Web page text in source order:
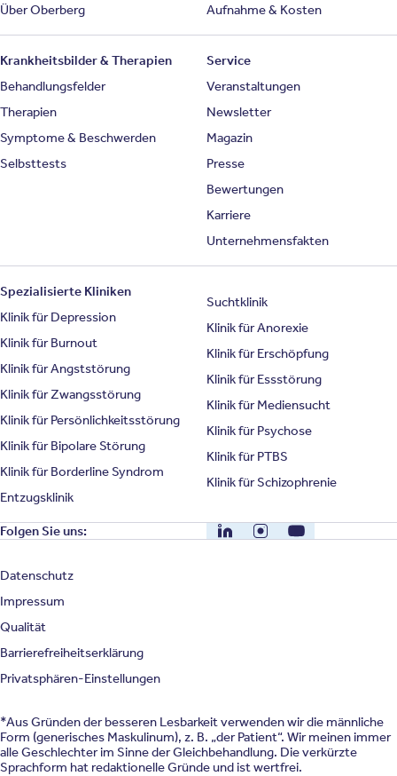
Über Oberberg
Aufnahme & Kosten
Krankheitsbilder & Therapien
Behandlungsfelder
Therapien
Symptome & Beschwerden
Selbsttests
Service
Veranstaltungen
Newsletter
Magazin
Presse
Bewertungen
Karriere
Unternehmensfakten
Spezialisierte Kliniken
Klinik für Depression
Klinik für Burnout
Klinik für Angststörung
Klinik für Zwangsstörung
Klinik für Persönlichkeitsstörung
Klinik für Bipolare Störung
Klinik für Borderline Syndrom
Entzugsklinik
Suchtklinik
Klinik für Anorexie
Klinik für Erschöpfung
Klinik für Essstörung
Klinik für Mediensucht
Klinik für Psychose
Klinik für PTBS
Klinik für Schizophrenie
Folgen Sie uns: LinkedIn InstagramYouTube
Datenschutz
Impressum
Qualität
Barrierefreiheitserklärung
Privatsphären-Einstellungen
*Aus Gründen der besseren Lesbarkeit verwenden wir die männliche
Form (generisches Maskulinum), z. B. „der Patient“. Wir meinen immer
alle Geschlechter im Sinne der Gleichbehandlung. Die verkürzte
Sprachform hat redaktionelle Gründe und ist wertfrei.